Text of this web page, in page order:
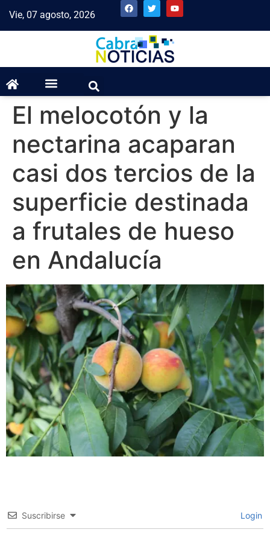
Vie, 07 agosto, 2026
El melocotón y la
nectarina acaparan
casi dos tercios de la
superficie destinada
a frutales de hueso
en Andalucía
Suscribirse Login